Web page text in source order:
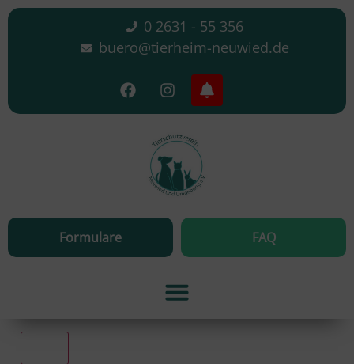
0 2631 - 55 356
buero@tierheim-neuwied.de
Formulare FAQ